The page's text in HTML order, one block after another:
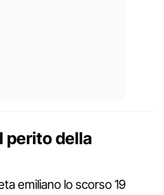
perito della
emiliano lo scorso 19